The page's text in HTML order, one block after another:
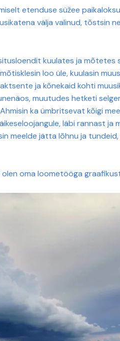
etenduse süžee
välja valinud, tõstsin
kuulates ja mõtetes
loo üle, kuulasin
ja kõnekaid kohti
muutudes hetketi
ka ümbritsevat kõigi
läbi rannast ja
meelde jätta lõhnu ja
oma loometööga